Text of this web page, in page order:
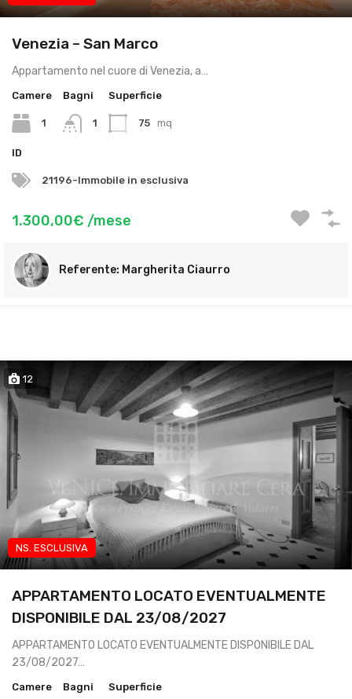
Venezia – San Marco
Appartamento nel cuore di Venezia, a…
Camere
1
Bagni
1
Superficie
75 mq
ID
21196-Immobile in esclusiva
1.300,00€ /mese
Margherita Ciaurro
12
NS. ESCLUSIVA App transitorio lavoratori
APPARTAMENTO LOCATO EVENTUALMENTE
DISPONIBILE DAL 23/08/2027
APPARTAMENTO LOCATO EVENTUALMENTE DISPONIBILE DAL
23/08/2027…
Camere Bagni Superficie